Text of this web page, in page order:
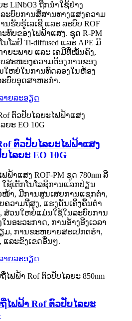
LiNbO3 ຖືກນຳໃຊ້ຢ່າງ
ະບົບການສື່ສານທາງແສງຄວາມ
ນຮັບຮູ້ເລເຊີ ແລະ ລະບົບ ROF
ທົບຂອງໄຟຟ້າແສງ. ຊຸດ R-PM
ໂລຢີ Ti-diffused ແລະ APE ມີ
າຍະພາບ ແລະ ເຄມີທີ່ໝັ້ນຄົງ,
ບສະໜອງຄວາມຕ້ອງການຂອງ
ໃຫຍ່ໃນການທົດລອງໃນຫ້ອງ
ະບົບອຸດສາຫະກຳ.
າຍລະອຽດ
ຕົວປັບໄລຍະໄຟຟ້າແສງ
ໄລຍະ EO 10G
ຟ້າແສງ ROF-PM ຊຸດ 780nm ລີ
ໃຊ້ເຕັກໂນໂລຊີການແລກປ່ຽນ
ໜ້າ, ມີການສູນເສຍການແຊກຕໍ່າ,
ຄວາມຖີ່ສູງ, ແຮງດັນເຄິ່ງຄື້ນຕໍ່າ
ສ່ວນໃຫຍ່ແມ່ນໃຊ້ໃນລະບົບການ
ນອະວະກາດ, ການອ້າງອີງເວລາ
ມ, ການຂະຫຍາຍສະເປກຕຣຳ,
ແລະຂົງເຂດອື່ນໆ.
າຍລະອຽດ
ໄຟຟ້າ Rof ຕົວປັບໄລຍະ